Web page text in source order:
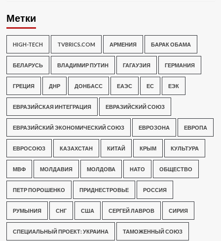
Метки
HIGH-TECH TVBRICS.COM АРМЕНИЯ БАРАК ОБАМА
БЕЛАРУСЬ ВЛАДИМИР ПУТИН ГАГАУЗИЯ ГЕРМАНИЯ
ГРЕЦИЯ ДНР ДОНБАСС ЕАЭС ЕС ЕЭК
ЕВРАЗИЙСКАЯ ИНТЕГРАЦИЯ ЕВРАЗИЙСКИЙ СОЮЗ
ЕВРАЗИЙСКИЙ ЭКОНОМИЧЕСКИЙ СОЮЗ ЕВРОЗОНА ЕВРОПА
ЕВРОСОЮЗ КАЗАХСТАН КИТАЙ КРЫМ КУЛЬТУРА
МВФ МОЛДАВИЯ МОЛДОВА НАТО ОБЩЕСТВО
ПЕТР ПОРОШЕНКО ПРИДНЕСТРОВЬЕ РОССИЯ
РУМЫНИЯ СНГ США СЕРГЕЙ ЛАВРОВ СИРИЯ
СПЕЦИАЛЬНЫЙ ПРОЕКТ: УКРАИНА ТАМОЖЕННЫЙ СОЮЗ